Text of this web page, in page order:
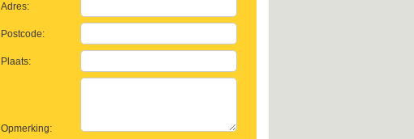
Adres:
Postcode:
Plaats:
Opmerking: